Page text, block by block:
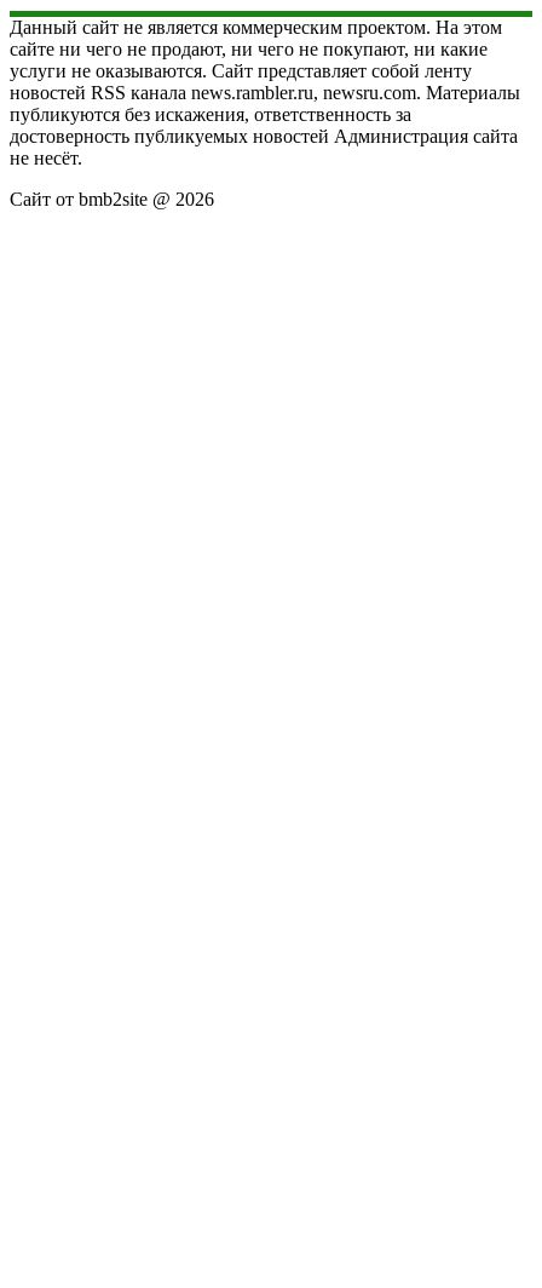
Данный сайт не является коммерческим проектом. На этом
сайте ни чего не продают, ни чего не покупают, ни какие
услуги не оказываются. Сайт представляет собой ленту
новостей RSS канала news.rambler.ru, newsru.com. Материалы
публикуются без искажения, ответственность за
достоверность публикуемых новостей Администрация сайта
не несёт.
Сайт от bmb2site @ 2026